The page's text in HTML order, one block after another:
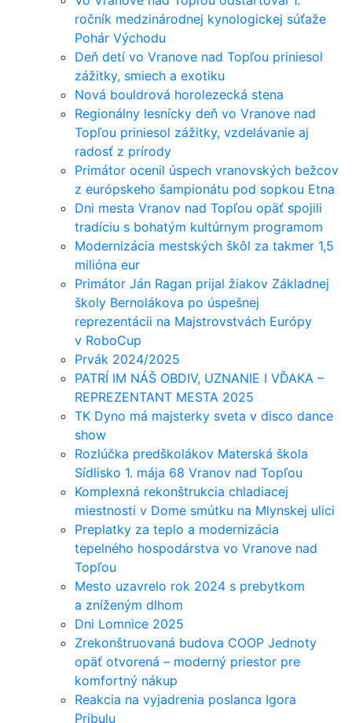
ročník medzinárodnej kynologickej súťaže
Pohár Východu
Deň detí vo Vranove nad Topľou priniesol
zážitky, smiech a exotiku
Nová bouldrová horolezecká stena
Regionálny lesnícky deň vo Vranove nad
Topľou priniesol zážitky, vzdelávanie aj
radosť z prírody
Primátor ocenil úspech vranovských bežcov
z európskeho šampionátu pod sopkou Etna
Dni mesta Vranov nad Topľou opäť spojili
tradíciu s bohatým kultúrnym programom
Modernizácia mestských škôl za takmer 1,5
milióna eur
Primátor Ján Ragan prijal žiakov Základnej
školy Bernolákova po úspešnej
reprezentácii na Majstrovstvách Európy
v RoboCup
Prvák 2024/2025
PATRÍ IM NÁŠ OBDIV, UZNANIE I VĎAKA –
REPREZENTANT MESTA 2025
TK Dyno má majsterky sveta v disco dance
show
Rozlúčka predškolákov Materská škola
Sídlisko 1. mája 68 Vranov nad Topľou
Komplexná rekonštrukcia chladiacej
miestnosti v Dome smútku na Mlynskej ulici
Preplatky za teplo a modernizácia
tepelného hospodárstva vo Vranove nad
Topľou
Mesto uzavrelo rok 2024 s prebytkom
a zníženým dlhom
Dni Lomnice 2025
Zrekonštruovaná budova COOP Jednoty
opäť otvorená – moderný priestor pre
komfortný nákup
Reakcia na vyjadrenia poslanca Igora
Pribulu